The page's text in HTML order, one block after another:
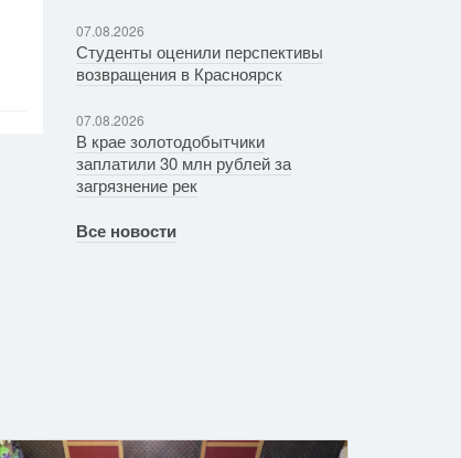
07.08.2026
Студенты оценили перспективы
возвращения в Красноярск
07.08.2026
В крае золотодобытчики
заплатили 30 млн рублей за
загрязнение рек
Все новости